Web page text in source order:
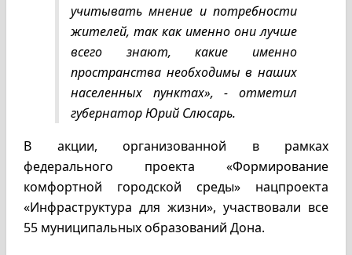
учитывать мнение и потребности
жителей, так как именно они лучше
всего знают, какие именно
пространства необходимы в наших
населенных пунктах», - отметил
губернатор Юрий Слюсарь.
В акции, организованной в рамках
федерального проекта «Формирование
комфортной городской среды» нацпроекта
«Инфраструктура для жизни», участвовали все
55 муниципальных образований Дона.